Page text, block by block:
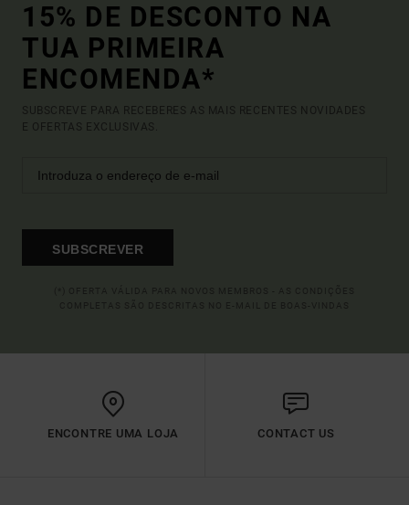
15% DE DESCONTO NA
TUA PRIMEIRA
ENCOMENDA*
SUBSCREVE PARA RECEBERES AS MAIS RECENTES NOVIDADES
E OFERTAS EXCLUSIVAS.
SUBSCREVER
ENCONTRE UMA LOJA CONTACT US